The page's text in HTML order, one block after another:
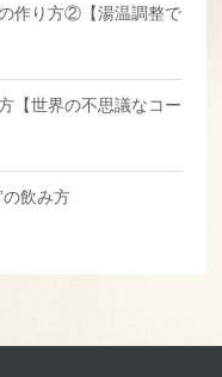
作り方②【湯温調整で
【世界の不思議なコー
の飲み方